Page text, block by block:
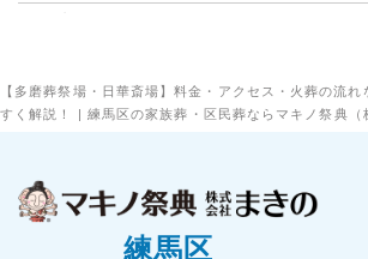
【多磨葬祭場・日華斎場】料金・アクセス・火葬の流
すく解説！ | 練馬区の家族葬・区民葬ならマキノ祭典（
2025年12月
2025年11月
2025年9月
2025年8月
練馬区